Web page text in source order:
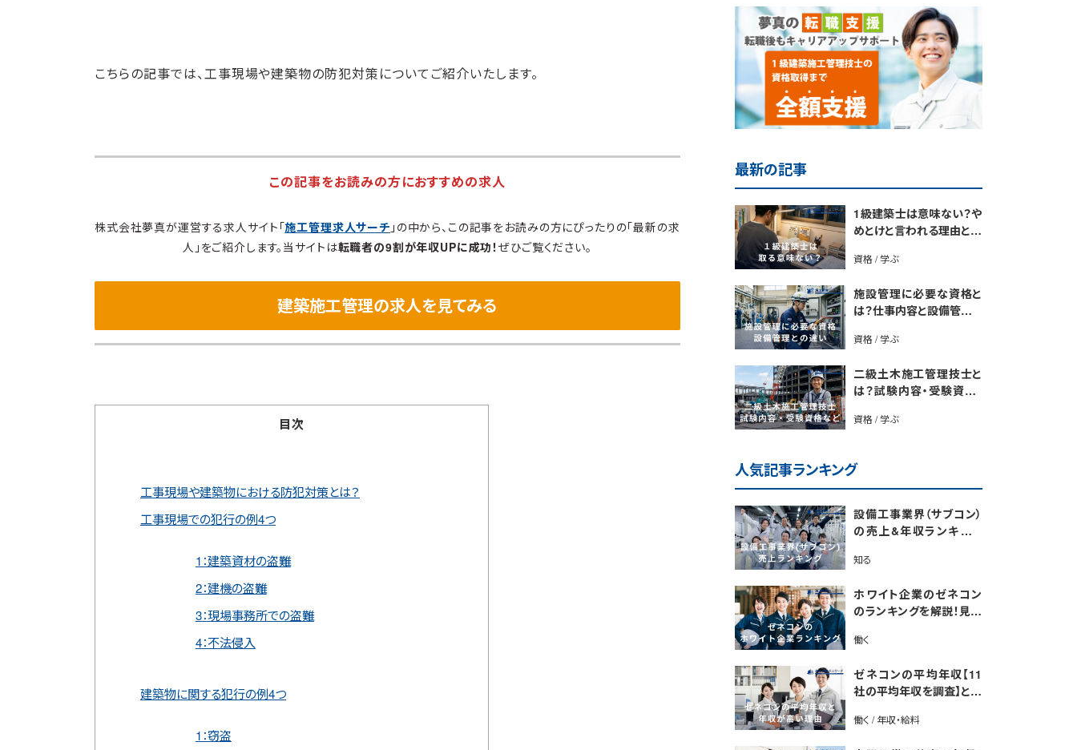
こちらの記事では、工事現場や建築物の防犯対策についてご紹介いたします。
この記事をお読みの方におすすめの求人
株式会社夢真が運営する求人サイト「施工管理求人サーチ 」の中から、この記事をお読みの方にぴったりの「最新の求
人」をご紹介します。当サイトは転職者の9割が年収UPに成功！ぜひご覧ください。
建築施工管理の求人を見てみる
目次
工事現場や建築物における防犯対策とは？
工事現場での犯行の例4つ
1：建築資材の盗難
2：建機の盗難
3：現場事務所での盗難
4：不法侵入
建築物に関する犯行の例4つ
1：窃盗
最新の記事
1級建築士は意味ない？や
めとけと言われる理由と取
資格 / 学ぶ
施設管理に必要な資格と
は？仕事内容と設備管理と
資格 / 学ぶ
二級土木施工管理技士と
は？試験内容・受験資格・
資格 / 学ぶ
人気記事ランキング
設備工事業界（サブコン）
の売上&年収ランキング
設備ジャンル別】今後の動
知る
ホワイト企業のゼネコン
のランキングを解説！見極
版】
働く
ゼネコンの平均年収【11
社の平均年収を調査】と年
P法も紹介
働く / 年収・給料